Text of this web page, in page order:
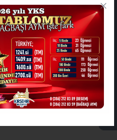
ONLİNE İŞLEMLER